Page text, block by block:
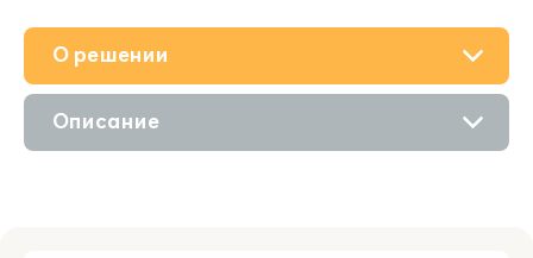
О решении
Приобретение
Описание